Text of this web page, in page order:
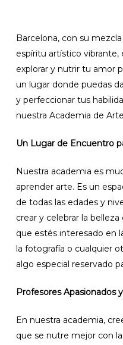
Barcelona, con su
espíritu artístico vibrante,
explorar y nutrir tu amor
un lugar donde puedas
y perfeccionar tus
nuestra Academia de
Un Lugar de Encuentro
Nuestra academia es
aprender arte. Es un
de todas las edades y
crear y celebrar la belleza
que estés interesado en
la fotografía o cualquier
algo especial reservado
Profesores Apasionados
En nuestra academia,
que se nutre mejor con